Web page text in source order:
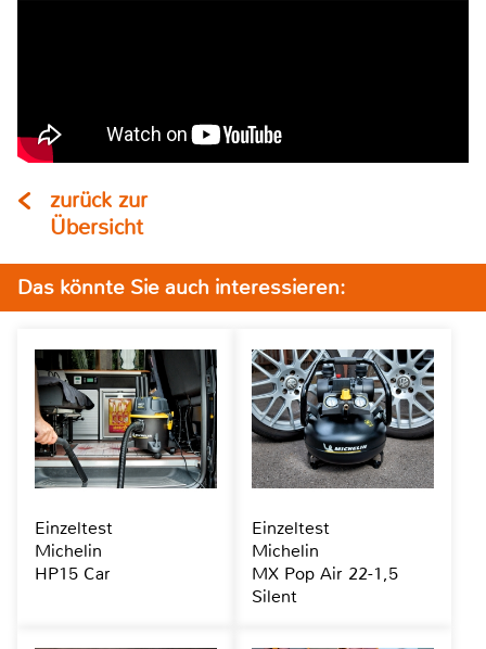
zurück zur
Übersicht
Das könnte Sie auch interessieren:
Einzeltest
Michelin
HP15 Car
Einzeltest
Michelin
MX Pop Air 22-1,5
Silent